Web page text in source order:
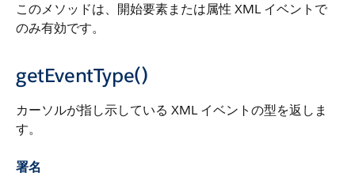
このメソッドは、開始要素または属性 XML イベントで
のみ有効です。
getEventType()
カーソルが指し示している XML イベントの型を返しま
す。
署名